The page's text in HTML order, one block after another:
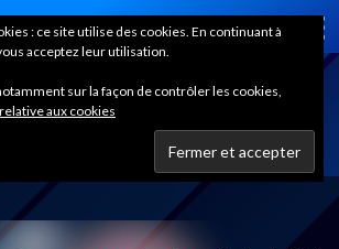
Home
: ce site utilise des cookies. En continuant à
acceptez leur utilisation.
sur la façon de contrôler les cookies,
aux cookies